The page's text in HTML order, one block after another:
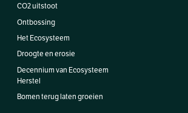
CO2 uitstoot
Ontbossing
Het Ecosysteem
Droogte en erosie
Decennium van Ecosysteem
Herstel
Bomen terug laten groeien